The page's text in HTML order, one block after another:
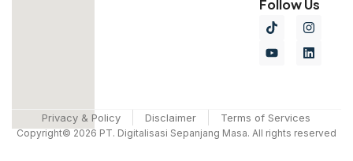
Follow Us
Privacy & Policy Disclaimer Terms of Services
Copyright© 2026 PT. Digitalisasi Sepanjang Masa. All rights reserved